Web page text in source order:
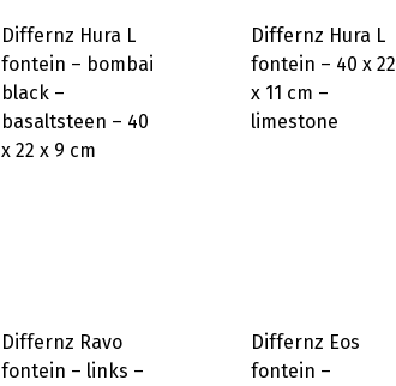
Differnz Hura L
fontein – bombai
black –
basaltsteen – 40
x 22 x 9 cm
Differnz Hura L
fontein – 40 x 22
x 11 cm –
limestone
Differnz Ravo
fontein – links –
Differnz Eos
fontein –